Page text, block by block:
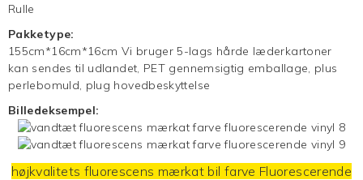
Rulle
Pakketype:
155cm*16cm*16cm Vi bruger 5-lags hårde læderkartoner
kan sendes til udlandet, PET gennemsigtig emballage, plus
perlebomuld, plug hovedbeskyttelse
Billedeksempel:
højkvalitets fluorescens mærkat bil farve Fluorescerende